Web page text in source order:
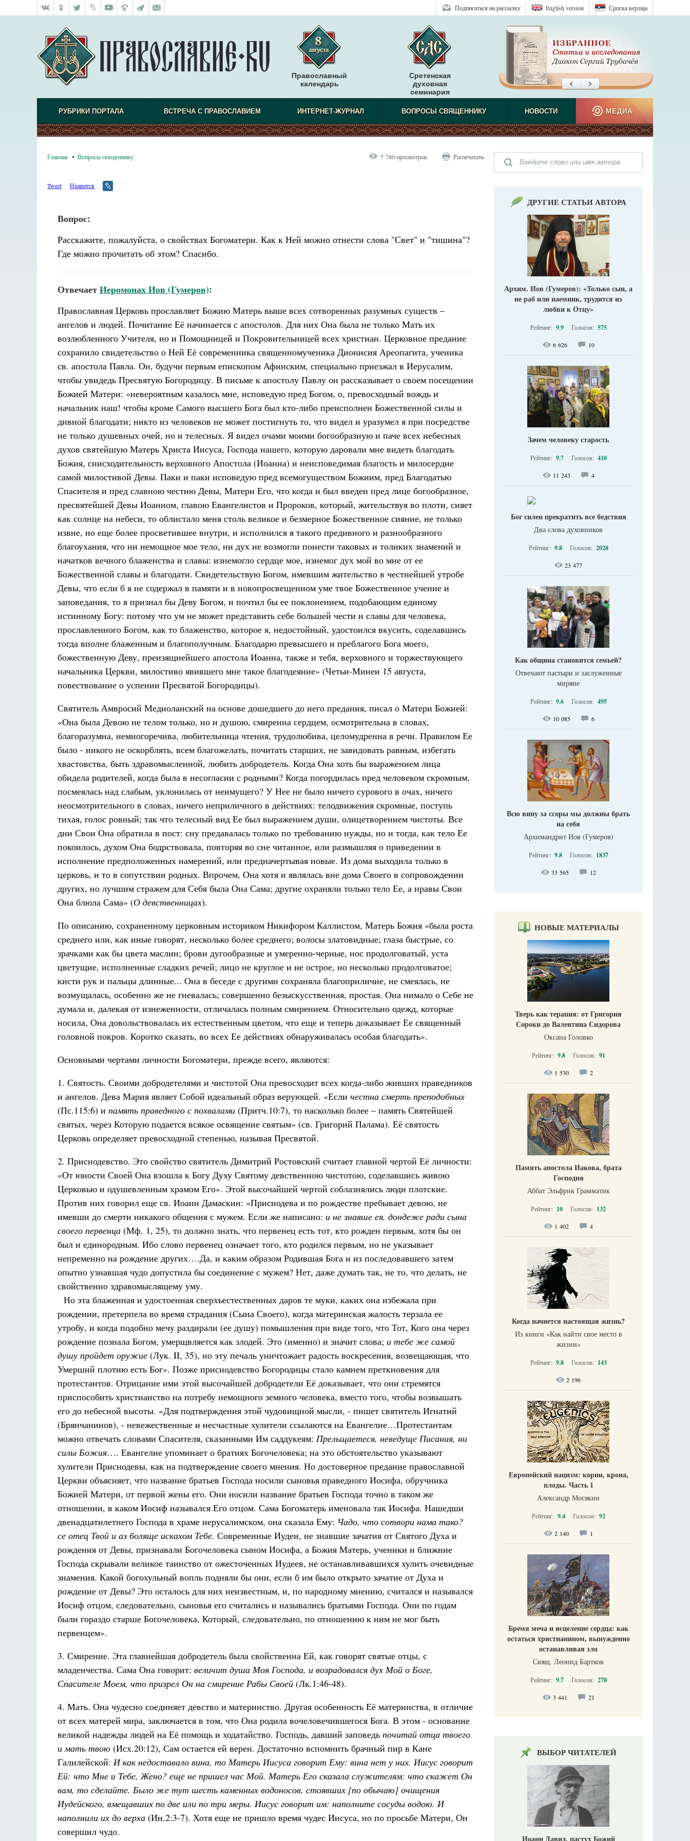
Српска верзиjа
English version
Подписаться на рассылку
Православный
календарь
Сретенская
духовная
семинария
РУБРИКИ ПОРТАЛА ВСТРЕЧА С ПРАВОСЛАВИЕМ ИНТЕРНЕТ-ЖУРНАЛ ВОПРОСЫ СВЯЩЕННИКУ НОВОСТИ МЕДИА
Главная Вопросы священнику 7 780 просмотров Распечатать
Tweet Нравится
Вопрос:
Расскажите, пожалуйста, о свойствах Богоматери. Как к Ней можно отнести слова "Свет" и "тишина"?
Где можно прочитать об этом? Спасибо.
ОтвечаетИеромонах Иов (Гумеров):
Православная Церковь прославляет Божию Матерь выше всех сотворенных разумных существ –
ангелов и людей. Почитание Её начинается с апостолов. Для них Она была не только Мать их
возлюбленного Учителя, но и Помощницей и Покровительницей всех христиан. Церковное предание
сохранило свидетельство о Ней Её современника священномученика Дионисия Ареопагита, ученика
св. апостола Павла. Он, будучи первым епископом Афинским, специально приезжал в Иерусалим,
чтобы увидедь Пресвятую Богородицу. В письме к апостолу Павлу он рассказывает о своем посещении
Божией Матери: «невероятным казалось мне, исповедую пред Богом, о, превосходный вождь и
начальник наш! чтобы кроме Самого высшего Бога был кто-либо преисполнен Божественной силы и
дивной благодати; никто из человеков не может постигнуть то, что видел и уразумел я при посредстве
не только душевных очей, но и телесных. Я видел очами моими богообразную и паче всех небесных
духов святейшую Матерь Христа Иисуса, Господа нашего, которую даровали мне видеть благодать
Божия, снисходительность верховного Апостола (Иоанна) и неисповедимая благость и милосердие
самой милостивой Девы. Паки и паки исповедую пред всемогуществом Божиим, пред Благодатью
Спасителя и пред славною честию Девы, Матери Его, что когда и был введен пред лице богообразное,
пресвятейшей Девы Иоанном, главою Евангелистов и Пророков, который, жительствуя во плоти, сияет
как солнце на небеси, то облистало меня столь великое и безмерное Божественное сияние, не только
извне, но еще более просветившее внутри, и исполнился я такого предивного и разнообразного
благоухания, что ни немощное мое тело, ни дух не возмогли понести таковых и толиких знамений и
начатков вечного блаженства и славы: изнемогло сердце мое, изнемог дух мой во мне от ее
Божественной славы и благодати. Свидетельствую Богом, имевшим жительство в честнейшей утробе
Девы, что если б я не содержал в памяти и в новопросвещенном уме твое Божественное учение и
заповедания, то я признал бы Деву Богом, и почтил бы ее поклонением, подобающим единому
истинному Богу: потому что ум не может представить себе большей чести и славы для человека,
прославленного Богом, как то блаженство, которое я, недостойный, удостоился вкусить, соделавшись
тогда вполне блаженным и благополучным. Благодарю превысшего и преблагого Бога моего,
божественную Деву, преизящнейшего апостола Иоанна, также и тебя, верховного и торжествующего
начальника Церкви, милостиво явившего мне такое благодеяние» (Четьи-Минеи 15 августа,
повествование о успении Пресвятой Богородицы).
Святитель Амвросий Медиоланский на основе дошедшего до него предания, писал о Матери Божией:
«Она была Девою не телом только, но и душою, смиренна сердцем, осмотрительна в словах,
благоразумна, немногоречива, любительница чтения, трудолюбива, целомудренна в речи. Правилом Ее
было - никого не оскорблять, всем благожелать, почитать старших, не завидовать равным, избегать
хвастовства, быть здравомысленной, любить добродетель. Когда Она хоть бы выражением лица
обидела родителей, когда была в несогласии с родными? Когда погордилась пред человеком скромным,
посмеялась над слабым, уклонилась от неимущего? У Нее не было ничего сурового в очах, ничего
неосмотрительного в словах, ничего неприличного в действиях: телодвижения скромные, поступь
тихая, голос ровный; так что телесный вид Ее был выражением души, олицетворением чистоты. Все
дни Свои Она обратила в пост: сну предавалась только по требованию нужды, но и тогда, как тело Ее
покоилось, духом Она бодрствовала, повторяя во сне читанное, или размышляя о приведении в
исполнение предположенных намерений, или предначертывая новые. Из дома выходила только в
церковь, и то в сопутствии родных. Впрочем, Она хотя и являлась вне дома Своего в сопровождении
других, но лучшим стражем для Себя была Она Сама; другие охраняли только тело Ее, а нравы Свои
Она блюла Сама» (О девственницах).
По описанию, сохраненному церковным историком Никифором Каллистом, Матерь Божия «была роста
среднего или, как иные говорят, несколько более среднего; волосы златовидные; глаза быстрые, со
зрачками как бы цвета маслин; брови дугообразные и умеренно-черные, нос продолговатый, уста
цветущие, исполненные сладких речей; лицо не круглое и не острое, но несколько продолговатое;
кисти рук и пальцы длинные... Она в беседе с другими сохраняла благоприличие, не смеялась, не
возмущалась, особенно же не гневалась; совершенно безыскусственная, простая. Она нимало о Себе не
думала и, далекая от изнеженности, отличалась полным смирением. Относительно одежд, которые
носила, Она довольствовалась их естественным цветом, что еще и теперь доказывает Ее священный
головной покров. Коротко сказать, во всех Ее действиях обнаруживалась особая благодать».
Основными чертами личности Богоматери, прежде всего, являются:
1. Святость. Своими добродетелями и чистотой Она превосходит всех когда-либо живших праведников
и ангелов. Дева Мария являет Собой идеальный образ верующей. «Если честна смерть преподобных
(Пс.115:6) и память праведного с похвалами (Притч.10:7), то насколько более – память Святейшей
святых, через Которую подается всякое освящение святым» (св. Григорий Палама). Её святость
Церковь определяет превосходной степенью, называя Пресвятой.
2. Приснодевство. Это свойство святитель Димитрий Ростовский считает главной чертой Её личности:
«От юности Своей Она взошла к Богу Духу Святому девственною чистотою, соделавшись живою
Церковью и одушевленным храмом Его». Этой высочайшей чертой соблазнялись люди плотские.
Против них говорил еще св. Иоанн Дамаскин: «Приснодева и по рождестве пребывает девою, не
имевши до смерти никакого общения с мужем. Если же написано: и не знаяше ея, дондеже ради сына
своего первенца (Мф. 1, 25), то должно знать, что первенец есть тот, кто рожден первым, хотя бы он
был и единородным. Ибо слово первенец означает того, кто родился первым, но не указывает
непременно на рождение других….Да, и каким образом Родившая Бога и из последовавшего затем
опытно узнавшая чудо допустила бы соединение с мужем? Нет, даже думать так, не то, что делать, не
свойственно здравомыслящему уму.
Но эта блаженная и удостоенная сверхъестественных даров те муки, каких она избежала при
рождении, претерпела во время страдания (Сына Своего), когда материнская жалость терзала ее
утробу, и когда подобно мечу раздирали (ее душу) помышления при виде того, что Тот, Кого она через
рождение познала Богом, умерщвляется как злодей. Это (именно) и значит слова; и тебе же самой
душу пройдет оружие (Лук. II, 35), но эту печаль уничтожает радость воскресения, возвещающая, что
Умерший плотию есть Бог». Позже приснодевство Богородицы стало камнем преткновения для
протестантов. Отрицание ими этой высочайшей добродетели Её доказывает, что они стремятся
приспособить христианство на потребу немощного земного человека, вместо того, чтобы возвышать
его до небесной высоты. «Для подтверждения этой чудовищной мысли, - пишет святитель Игнатий
(Брянчанинов), - невежественные и несчастные хулители ссылаются на Евангелие…Протестантам
можно отвечать словами Спасителя, сказанными Им саддукеям: Прельщаетеся, неведуще Писания, ни
силы Божия…. Евангелие упоминает о братиях Богочеловека; на это обстоятельство указывают
хулители Приснодевы, как на подтверждение своего мнения. Но достоверное предание православной
Церкви объясняет, что название братьев Господа носили сыновья праведного Иосифа, обручника
Божией Матери, от первой жены его. Они носили название братьев Господа точно в таком же
отношении, в каком Иосиф назывался Его отцом. Сама Богоматерь именовала так Иосифа. Нашедши
двенадцатилетнего Господа в храме иерусалимском, она сказала Ему: Чадо, что сотвори нама тако?
се отец Твой и аз боляще искахом Тебе. Современные Иудеи, не знавшие зачатия от Святого Духа и
рождения от Девы, признавали Богочеловека сыном Иосифа, а Божия Матерь, ученики и ближние
Господа скрывали великое таинство от ожесточенных Иудеев, не останавливавшихся хулить очевидные
знамения. Какой богохульный вопль подняли бы они, если б им было открыто зачатие от Духа и
рождение от Девы? Это осталось для них неизвестным, и, по народному мнению, считался и назывался
Иосиф отцом, следовательно, сыновья его считались и назывались братьями Господа. Они по годам
были гораздо старше Богочеловека, Который, следовательно, по отношению к ним не мог быть
первенцем».
3. Смирение. Эта главнейшая добродетель была свойственна Ей, как говорят святые отцы, с
младенчества. Сама Она говорит: величит душа Моя Господа, и возрадовался дух Мой о Боге,
Спасителе Моем, что призрел Он на смирение Рабы Своей (Лк.1:46-48).
4. Мать. Она чудесно соединяет девство и материнство. Другая особенность Её материнства, в отличие
от всех матерей мира, заключается в том, что Она родила вочеловечившегося Бога. В этом - основание
великой надежды людей на Её помощь и ходатайство. Господь, давший заповедь почитай отца твоего
и мать твою (Исх.20:12), Сам остается ей верен. Достаточно вспомнить брачный пир в Кане
Галилейской: И как недоставало вина, то Матерь Иисуса говорит Ему: вина нет у них. Иисус говорит
Ей: что Мне и Тебе, Жено? еще не пришел час Мой. Матерь Его сказала служителям: что скажет Он
вам, то сделайте. Было же тут шесть каменных водоносов, стоявших [по обычаю] очищения
Иудейского, вмещавших по две или по три меры. Иисус говорит им: наполните сосуды водою. И
наполнили их до верха (Ин.2:3-7). Хотя еще не пришло время чудес Иисуса, но по просьбе Матери, Он
совершил чудо.
ДРУГИЕ СТАТЬИ АВТОРА
Архим. Иов (Гумеров): «Только сын, а
не раб или наемник, трудится из
любви к Отцу»
Рейтинг: 9.9 Голосов: 575
6 626 10
Зачем человеку старость
Рейтинг: 9.7 Голосов: 410
11 243 4
Бог силен прекратить все бедствия
Два слова духовников
Рейтинг: 9.8 Голосов: 2028
23 477
Как община становится семьей?
Отвечают пастыри и заслуженные
миряне
Рейтинг: 9.6 Голосов: 495
10 085 6
Всю вину за ссоры мы должны брать
на себя
Архимандрит Иов (Гумеров)
Рейтинг: 9.8 Голосов: 1837
33 565 12
НОВЫЕ МАТЕРИАЛЫ
Тверь как терапия: от Григория
Сороки до Валентина Сидорова
Оксана Головко
Рейтинг: 9.8 Голосов: 91
1 530 2
Память апостола Иакова, брата
Господня
Аббат Эльфрик Грамматик
Рейтинг: 10 Голосов: 132
1 402 4
Когда начнется настоящая жизнь?
Из книги «Как найти свое место в
жизни​»
Рейтинг: 9.8 Голосов: 143
2 196
Европейский нацизм: корни, крона,
плоды. Часть 1
Александр Мосякин
Рейтинг: 9.4 Голосов: 92
2 140 1
Бремя меча и исцеление сердца: как
остаться христианином, вынужденно
останавливая зло
Свящ. Леонид Бартков
Рейтинг: 9.7 Голосов: 278
3 441 21
ВЫБОР ЧИТАТЕЛЕЙ
Иоанн Давид, пастух Божий